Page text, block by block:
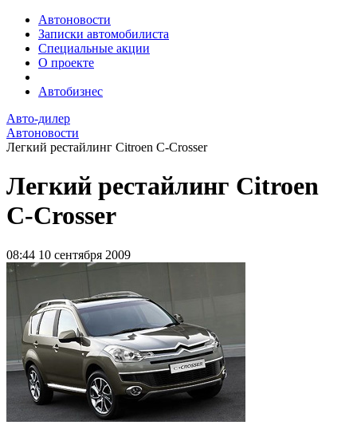
Автоновости
Записки автомобилиста
Специальные акции
О проекте
Автобизнес
Авто-дилер
Автоновости
Легкий рестайлинг Citroen C-Crosser
Легкий рестайлинг Citroen
C-Crosser
08:44 10 сентября 2009